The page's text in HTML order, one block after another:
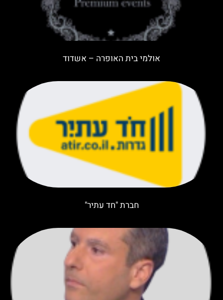
אולמי בית האופרה – אשדוד
חברת "חד עתיר"